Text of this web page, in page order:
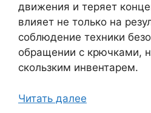
движения и теряет
влияет не только на
соблюдение техники
обращении с крючками,
скользким инвентарем.
Читать далее